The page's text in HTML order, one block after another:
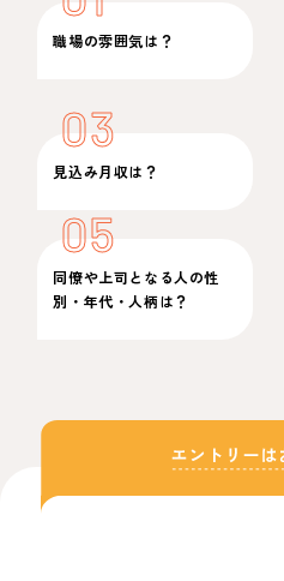
職場の雰囲気は？
03
見込み月収は？
05
同僚や上司となる人の性
別・年代・人柄は？